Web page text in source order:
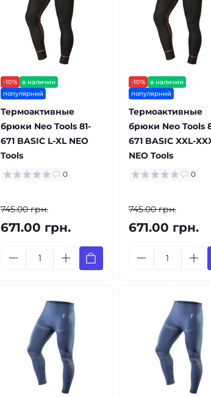
-10%
в наличии
популярний
Термоактивные
брюки Neo Tools 81-
671 BASIC L-XL NEO
Tools
0
745.00 грн.
671.00 грн.
-10%
в наличии
популярний
Термоактивные
брюки Neo Tools
671 BASIC XXL-
NEO Tools
0
745.00 грн.
671.00 грн.